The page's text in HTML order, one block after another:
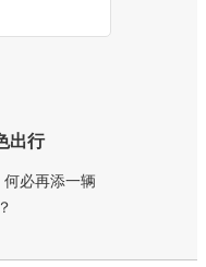
出行
必再添一辆